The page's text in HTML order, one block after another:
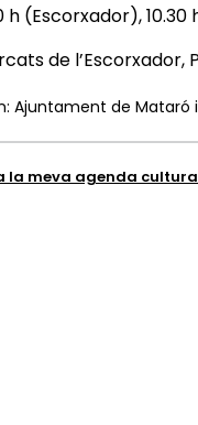
h (Escorxador),
de l’Escorxador,
Ajuntament de Mataró
la meva agenda